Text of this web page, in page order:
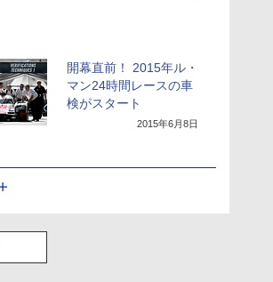
開幕直前！ 2015年ル・
マン24時間レースの車
検がスタート
2015年6月8日